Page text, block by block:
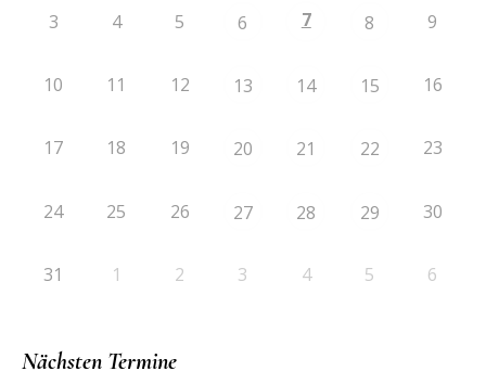
3 4 5 6 7 8 9
10 11 12 13 14 15 16
17 18 19 20 21 22 23
24 25 26 27 28 29 30
31 1 2 3 4 5 6
Nächsten Termine